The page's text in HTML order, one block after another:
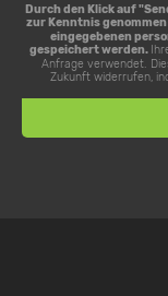
Durch den Klick auf
zur Kenntnis
eingegebenen
gespeichert werden.
Anfrage verwendet.
Zukunft widerrufen,